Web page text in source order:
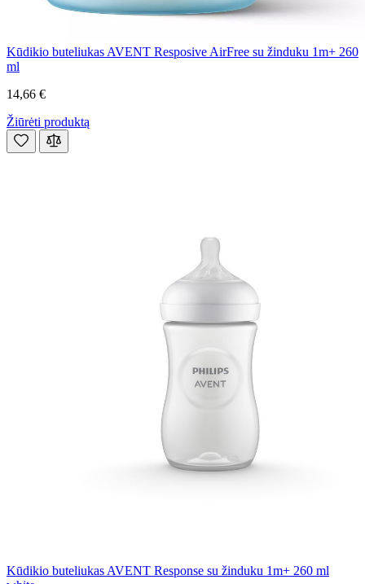
Kūdikio buteliukas AVENT Resposive AirFree su žinduku 1m+ 260
ml
14,66 €
Žiūrėti produktą
Kūdikio buteliukas AVENT Response su žinduku 1m+ 260 ml